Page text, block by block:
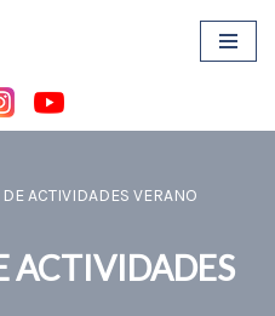
ACTIVIDADES VERANO
ACTIVIDADES